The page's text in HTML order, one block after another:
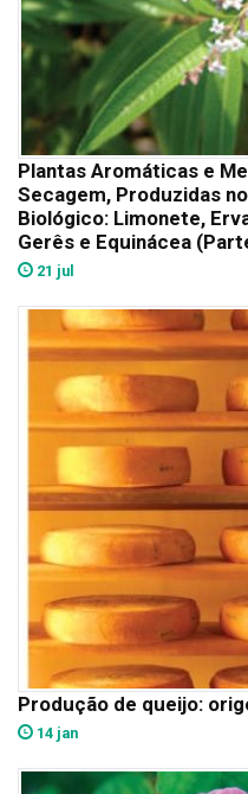
Plantas Aromáticas e
Secagem, Produzidas
Biológico: Limonete,
Gerês e Equinácea
21 jul
Produção de queijo:
14 jan